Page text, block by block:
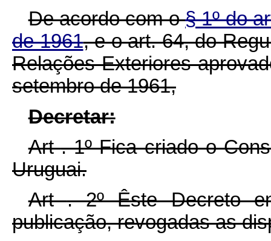
De acordo com o§ 1º do
de 1961, e o art. 64, do
Relações Exteriores
setembro de 1961,
Decretar:
Art. 1º Fica criado o
Uruguai.
Art. 2º Êste Decreto
publicação, revogadas as